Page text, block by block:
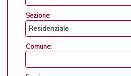
Sezione:
Comune: